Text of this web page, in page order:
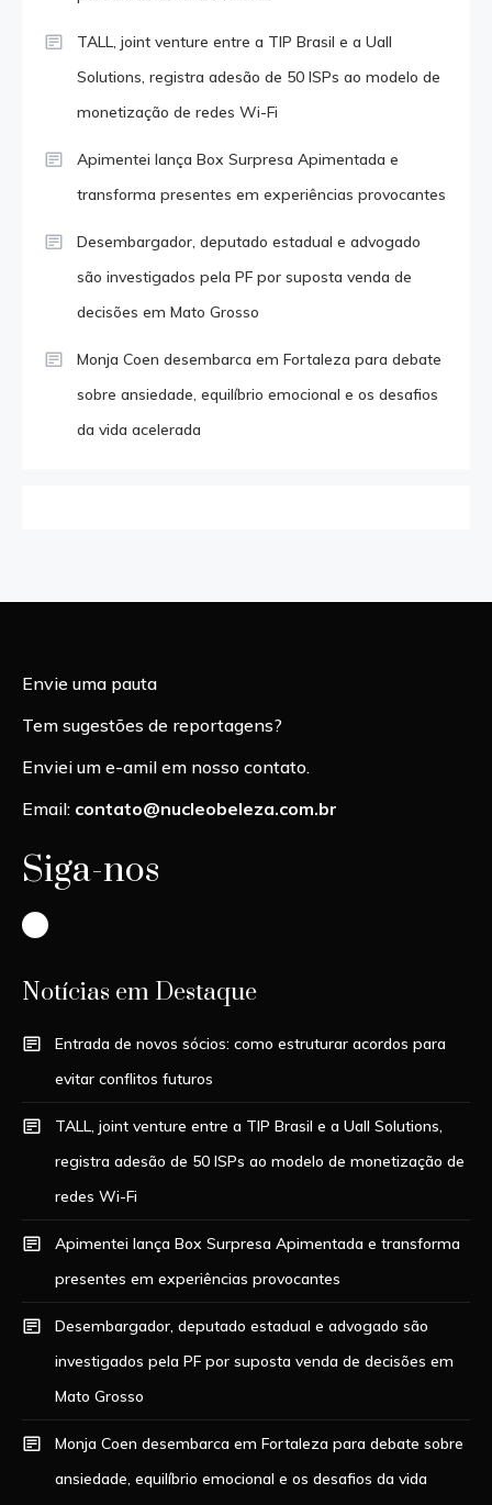
TALL, joint venture entre a TIP Brasil e a Uall
Solutions, registra adesão de 50 ISPs ao modelo de
monetização de redes Wi-Fi
Apimentei lança Box Surpresa Apimentada e
transforma presentes em experiências provocantes
Desembargador, deputado estadual e advogado
são investigados pela PF por suposta venda de
decisões em Mato Grosso
Monja Coen desembarca em Fortaleza para debate
sobre ansiedade, equilíbrio emocional e os desafios
da vida acelerada
Envie uma pauta
Tem sugestões de reportagens?
Enviei um e-amil em nosso contato.
Email: contato@nucleobeleza.com.br
Siga-nos
Instagram
Notícias em Destaque
Entrada de novos sócios: como estruturar acordos para
evitar conflitos futuros
TALL, joint venture entre a TIP Brasil e a Uall Solutions,
registra adesão de 50 ISPs ao modelo de monetização de
redes Wi-Fi
Apimentei lança Box Surpresa Apimentada e transforma
presentes em experiências provocantes
Desembargador, deputado estadual e advogado são
investigados pela PF por suposta venda de decisões em
Mato Grosso
Monja Coen desembarca em Fortaleza para debate sobre
ansiedade, equilíbrio emocional e os desafios da vida